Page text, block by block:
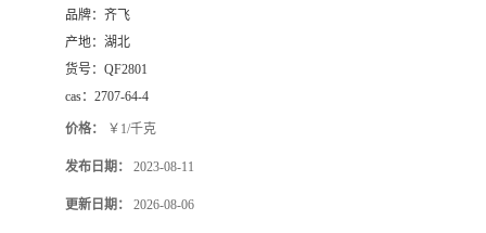
品牌： 齐飞
产地： 湖北
货号： QF2801
cas： 2707-64-4
价格： ￥1/千克
发布日期： 2023-08-11
更新日期： 2026-08-06